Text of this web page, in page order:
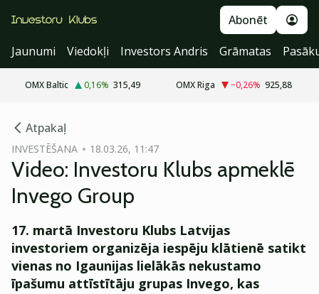
Abonēt
Jaunumi
Viedokļi Investors Andris Grāmatas
OMX Baltic 0,16% 315,49 OMX Riga −0,26% 925,88
Atpakaļ
INVESTĒŠANA 18.03.26, 11:47
Video: Investoru Klubs apmeklē
Invego Group
17. martā Investoru Klubs Latvijas
investoriem organizēja iespēju klātienē satikt
vienas no Igaunijas lielākās nekustamo
īpašumu attīstītāju grupas Invego, kas